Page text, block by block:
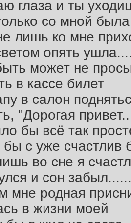
глаза и ты
со мной была
лишь ко мне
опять
может не
в кассе билет
в салон
"Дорогая
бы всё так
с уже счастлив
во сне я
и сон забыл......
мне родная
в жизни моей